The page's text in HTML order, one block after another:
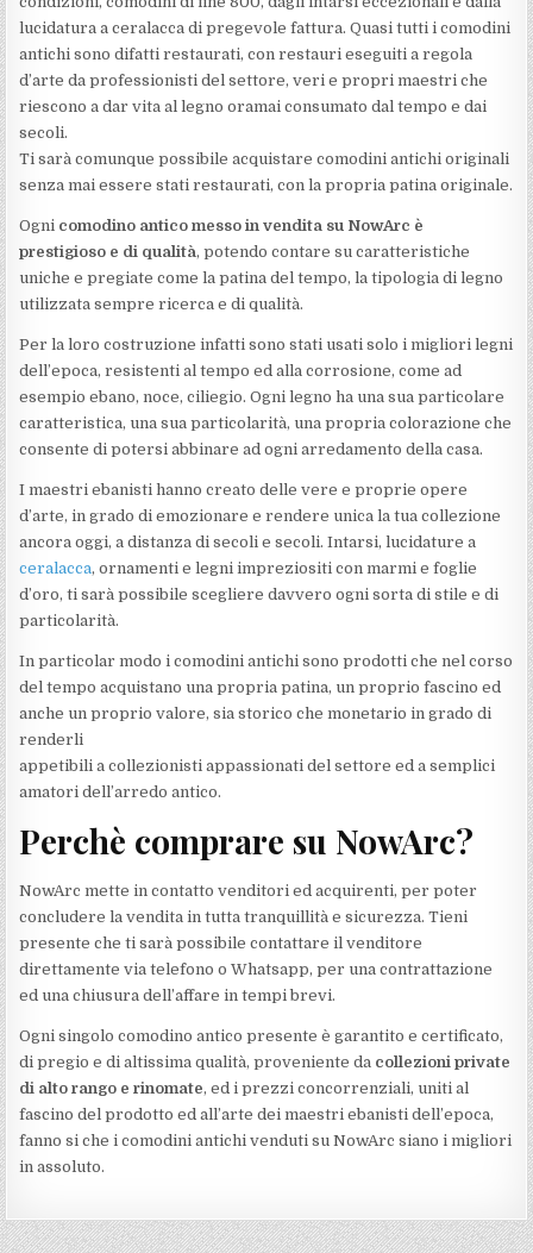
lucidatura a ceralacca di pregevole fattura. Quasi tutti i comodini
antichi sono difatti restaurati, con restauri eseguiti a regola
d’arte da professionisti del settore, veri e propri maestri che
riescono a dar vita al legno oramai consumato dal tempo e dai
secoli.
Ti sarà comunque possibile acquistare comodini antichi originali
senza mai essere stati restaurati, con la propria patina originale.
Ogni comodino antico messo in vendita su NowArc è
prestigioso e di qualità, potendo contare su caratteristiche
uniche e pregiate come la patina del tempo, la tipologia di legno
utilizzata sempre ricerca e di qualità.
Per la loro costruzione infatti sono stati usati solo i migliori legni
dell’epoca, resistenti al tempo ed alla corrosione, come ad
esempio ebano, noce, ciliegio. Ogni legno ha una sua particolare
caratteristica, una sua particolarità, una propria colorazione che
consente di potersi abbinare ad ogni arredamento della casa.
I maestri ebanisti hanno creato delle vere e proprie opere
d’arte, in grado di emozionare e rendere unica la tua collezione
ancora oggi, a distanza di secoli e secoli. Intarsi, lucidature a
ceralacca, ornamenti e legni impreziositi con marmi e foglie
d’oro, ti sarà possibile scegliere davvero ogni sorta di stile e di
particolarità.
In particolar modo i comodini antichi sono prodotti che nel corso
del tempo acquistano una propria patina, un proprio fascino ed
anche un proprio valore, sia storico che monetario in grado di
renderli
appetibili a collezionisti appassionati del settore ed a semplici
amatori dell’arredo antico.
Perchè comprare su NowArc?
NowArc mette in contatto venditori ed acquirenti, per poter
concludere la vendita in tutta tranquillità e sicurezza. Tieni
presente che ti sarà possibile contattare il venditore
direttamente via telefono o Whatsapp, per una contrattazione
ed una chiusura dell’affare in tempi brevi.
Ogni singolo comodino antico presente è garantito e certificato,
di pregio e di altissima qualità, proveniente da collezioni private
di alto rango e rinomate, ed i prezzi concorrenziali, uniti al
fascino del prodotto ed all’arte dei maestri ebanisti dell’epoca,
fanno si che i comodini antichi venduti su NowArc siano i migliori
in assoluto.